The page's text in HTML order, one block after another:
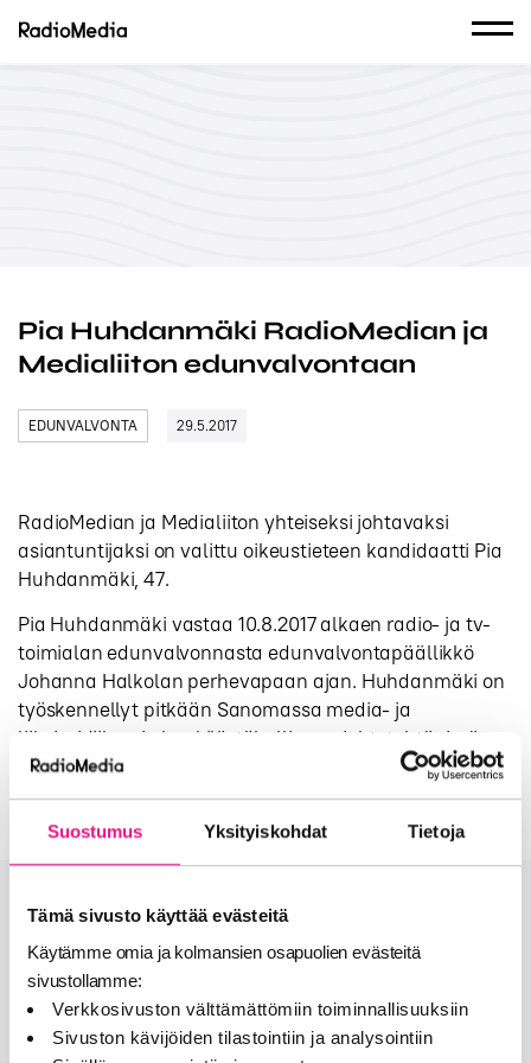
Suostumus Yksityiskohdat Tietoja
Tämä sivusto käyttää evästeitä
Käytämme omia ja kolmansien osapuolien evästeitä
sivustollamme:
Verkkosivuston välttämättömiin toiminnallisuuksiin
Sivuston kävijöiden tilastointiin ja analysointiin
Pia Huhdanmäki RadioMedian ja
Medialiiton edunvalvontaan
EDUNVALVONTA 29.5.2017
RadioMedian ja Medialiiton yhteiseksi johtavaksi
asiantuntijaksi on valittu oikeustieteen kandidaatti Pia
Huhdanmäki, 47.
Pia Huhdanmäki vastaa 10.8.2017 alkaen radio- ja tv-
toimialan edunvalvonnasta edunvalvontapäällikkö
Johanna Halkolan perhevapaan ajan. Huhdanmäki on
työskennellyt pitkään Sanomassa media- ja
liikejuridiikan ja henkilöstöhallinnon johtotehtävissä,
viimeksi Sanoma Media Finlandin henkilöstöjohtajana.
Onko sinulla lisää kysymyksiä?
OTA MEIHIN YHTEYTTÄ